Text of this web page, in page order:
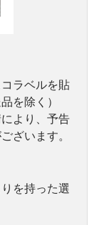
ラベルを貼
を除く）
より、予告
ざいます。
を持った選